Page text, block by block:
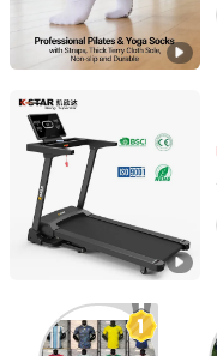
Xiamen Kstar Sports
Fujian, China